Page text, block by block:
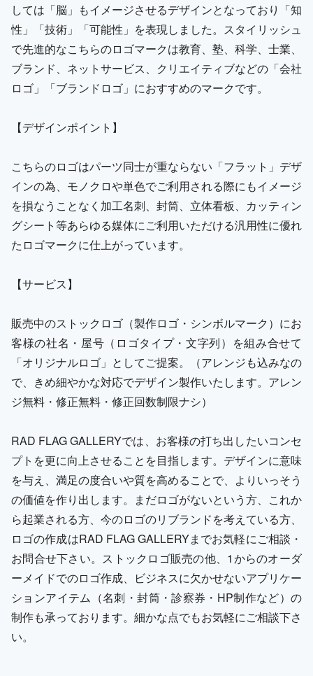
しては「脳」もイメージさせるデザインとなっており「知
性」「技術」「可能性」を表現しました。スタイリッシュ
で先進的なこちらのロゴマークは教育、塾、科学、士業、
ブランド、ネットサービス、クリエイティブなどの「会社
ロゴ」「ブランドロゴ」におすすめのマークです。
【デザインポイント】
こちらのロゴはパーツ同士が重ならない「フラット」デザ
インの為、モノクロや単色でご利用される際にもイメージ
を損なうことなく加工名刺、封筒、立体看板、カッティン
グシート等あらゆる媒体にご利用いただける汎用性に優れ
たロゴマークに仕上がっています。
【サービス】
販売中のストックロゴ（製作ロゴ・シンボルマーク）にお
客様の社名・屋号（ロゴタイプ・文字列）を組み合せて
「オリジナルロゴ」としてご提案。（アレンジも込みなの
で、きめ細やかな対応でデザイン製作いたします。アレン
ジ無料・修正無料・修正回数制限ナシ）
RAD FLAG GALLERYでは、お客様の打ち出したいコンセ
プトを更に向上させることを目指します。デザインに意味
を与え、満足の度合いや質を高めることで、よりいっそう
の価値を作り出します。まだロゴがないという方、これか
ら起業される方、今のロゴのリブランドを考えている方、
ロゴの作成はRAD FLAG GALLERYまでお気軽にご相談・
お問合せ下さい。ストックロゴ販売の他、1からのオーダ
ーメイドでのロゴ作成、ビジネスに欠かせないアプリケー
ションアイテム（名刺・封筒・診察券・HP制作など）の
制作も承っております。細かな点でもお気軽にご相談下さ
い。